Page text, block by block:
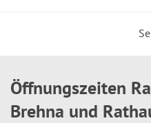
Öffnungszeiten
Brehna und